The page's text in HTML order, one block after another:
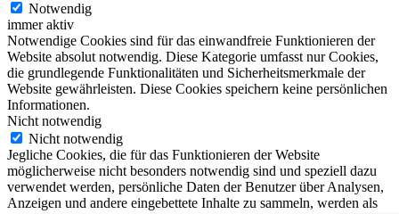
Notwendig
immer aktiv
Notwendige Cookies sind für das einwandfreie Funktionieren der
Website absolut notwendig. Diese Kategorie umfasst nur Cookies,
die grundlegende Funktionalitäten und Sicherheitsmerkmale der
Website gewährleisten. Diese Cookies speichern keine persönlichen
Informationen.
Nicht notwendig
Nicht notwendig
Jegliche Cookies, die für das Funktionieren der Website
möglicherweise nicht besonders notwendig sind und speziell dazu
verwendet werden, persönliche Daten der Benutzer über Analysen,
Anzeigen und andere eingebettete Inhalte zu sammeln, werden als